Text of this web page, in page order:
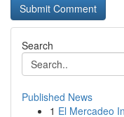
Search
Published News
1 El Mercadeo